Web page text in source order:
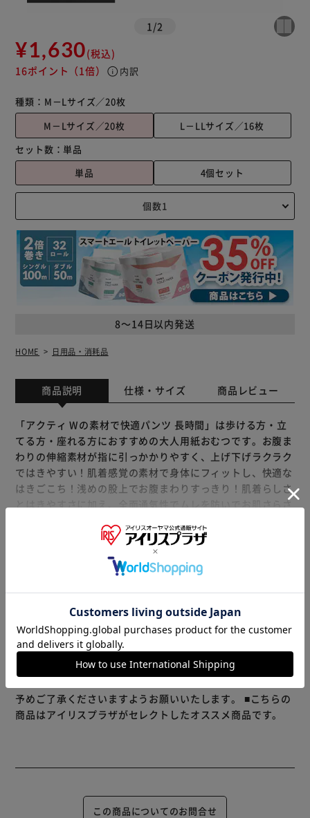
1 /2
¥1,630(税込)
16ポイント （1倍） info 内訳
種類： M－Lサイズ／20枚
M－Lサイズ／20枚
L－LLサイズ／16枚
セット数： 単品
単品
4個セット
8～14日以内発送
HOME 日用品・消耗品
商品説明 仕様・サイズ 商品レビュー
「アクティ Wの素材で快適パンツ 長時間」は歩ける方・立
てる方・座れる方におすすめの大人用紙おむつです。お腹ま
わりの伸縮素材が指に引っかかりやすく、上げ下げラクラク
ではきやすい！肌着感覚の素材で身体にフィットし、快適な
はきごこち！浅めの股上でお腹まわりすっきり！肌着らしさ
とはきやすさに加え、全面通気性でムレを防いでお肌さらさ
もっと見る
※製品は予告なく仕様を変更する場合がございます。あらか
じめご了承ください。
※当商品はお取り寄せ品の為、在庫の確認及び商品のお届け
までお時間を頂く場合がございます。
また、商品がメーカーにて完売となっていた場合、キャンセ
予めご了承くださいますようお願いいたします。 ■こちらの
商品はアイリスプラザがセレクトしたオススメ商品です。
この商品についてのお問合せ